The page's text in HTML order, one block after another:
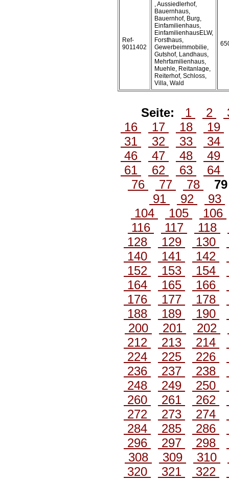
Ref-
9011402
, Aussiedlerhof,
Bauernhaus,
Bauernhof, Burg,
Einfamilienhaus,
EinfamilienhausELW,
Forsthaus,
Gewerbeimmobilie,
Gutshof, Landhaus,
Mehrfamilienhaus,
Muehle, Reitanlage,
Reiterhof, Schloss,
Villa, Wald
Seite: 1 2
16
17 18
19
31
32 33
34
46
47 48
49
61
62 63
64
76
77 78
91
92
93
104
105
106
116
117 118
128
129 130
140
141 142
152
153 154
164
165 166
176
177 178
188
189 190
200
201 202
212
213 214
224
225 226
236
237 238
248
249 250
260
261 262
272
273 274
284
285 286
296
297 298
308
309 310
320
321 322